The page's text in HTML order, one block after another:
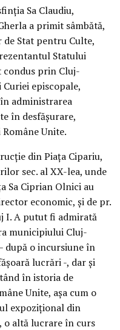
Sa Claudiu,
a primit sâmbătă,
de Stat pentru Culte,
Statului
condus prin Cluj-
episcopale,
administrarea
în desfășurare,
Unite.
din Piața Cipariu,
sec. al XX-lea, unde
Sa Ciprian Olnici au
economic, și de pr.
I. A putut fi admirată
municipiului Cluj-
după o incursiune în
lucrări -, dar și
în istoria de
Unite, așa cum o
expozițional din
o altă lucrare în curs